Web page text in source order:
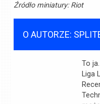
Źródło miniatury:Riot
O AUTORZE:
To ja.
Liga